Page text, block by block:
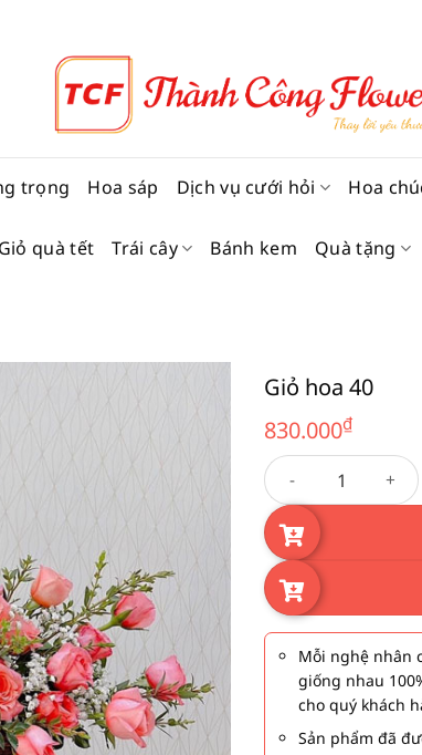
trọng Hoa sáp Dịch vụ cưới hỏi Hoa
Giỏ quà tết Trái cây Bánh kem Quà tặng
Giỏ hoa 40
830.000₫
Giỏ hoa 40 số lượng
Mỗi nghệ nhân
giống nhau
cho quý khách
Sản phẩm đã